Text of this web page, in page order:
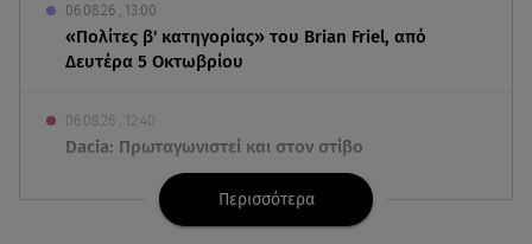
06.08.26 , 13:00
«Πολίτες β' κατηγορίας» του Brian Friel, από
Δευτέρα 5 Οκτωβρίου
06.08.26 , 12:40
Dacia: Πρωταγωνιστεί και στον στίβο
06.08.26 , 12:33
Παρουσιάστηκε η εφαρμογή myAGRO: Πότε
Περισσότερα